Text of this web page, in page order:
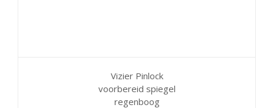
Vizier Pinlock
voorbereid spiegel
regenboog